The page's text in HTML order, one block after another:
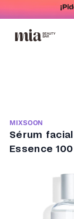
MIXSOON
Sérum
Essence 100